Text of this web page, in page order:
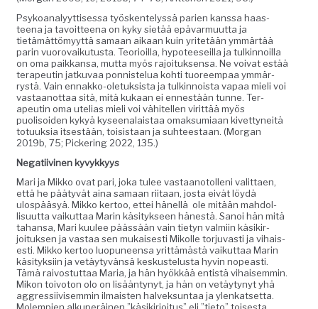
Psyko­ana­lyyt­tises­sa työsken­telyssä parien kanssa haas­
teena ja tavoit­teena on kyky sietää epä­var­muut­ta ja
tietämät­tömyyt­tä samaan aikaan kuin yritetään ymmärtää
parin vuorovaiku­tus­ta. Teo­ri­oil­la, hypo­tee­seil­la ja tulkin­noil­la
on oma paikkansa, mut­ta myös rajoituk­sen­sa. Ne voivat estää
ter­apeutin jatku­vaa pon­nis­telua kohti tuoreem­paa ymmär­
rystä. Vain ennakko-ole­tuk­sista ja tulkin­noista vapaa mieli voi
vas­taan­ot­taa sitä, mitä kukaan ei ennestään tunne. Ter­
apeutin oma utelias mieli voi vähitellen virit­tää myös
puolisoiden kykyä kyseenalais­taa omak­sum­i­aan kivet­tyneitä
totuuk­sia itses­tään, toi­sis­taan ja suh­teestaan. (Mor­gan
2019b, 75; Pick­er­ing 2022, 135.)
Negati­ivi­nen kyvykkyys
Mari ja Mikko ovat pari, joka tulee vas­taan­otol­leni valit­taen,
että he pää­tyvät aina samaan riitaan, jos­ta eivät löy­dä
ulospääsyä. Mikko ker­too, ettei hänel­lä ole mitään mah­dol­
lisu­ut­ta vaikut­taa Marin käsi­tyk­seen hänestä. Sanoi hän mitä
tahansa, Mari kuulee päässään vain tietyn valmi­in käsikir­
joituk­sen ja vas­taa sen mukaises­ti Mikolle tor­ju­vasti ja vihais­
es­ti. Mikko ker­too luop­uneen­sa yrit­tämästä vaikut­taa Marin
käsi­tyk­si­in ja vetäy­tyvän­sä keskustelus­ta hyvin nopeasti.
Tämä raivos­tut­taa Maria, ja hän hyökkää entistä vihaisem­min.
Mikon toiv­o­ton olo on lisään­tynyt, ja hän on vetäy­tynyt yhä
aggres­si­ivisem­min ilmais­ten halvek­sun­taa ja ylenkat­set­ta.